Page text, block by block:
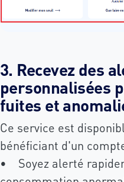
3. Recevez des
personnalisées
fuites et
Ce service est
bénéficiant d'un
• Soyez alerté